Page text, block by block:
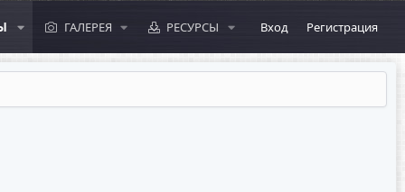
ГАЛЕРЕЯ РЕСУРСЫ Вход Регистрация